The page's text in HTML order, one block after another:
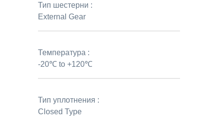
Тип шестерни :
External Gear
Температура :
-20℃ to +120℃
Тип уплотнения :
Closed Type